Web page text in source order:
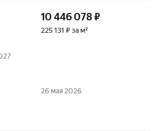
10 446 078₽
225 131 ₽ за м²
26 мая 2026